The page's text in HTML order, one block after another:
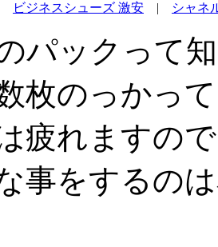
ビジネスシューズ 激安 | シャネ
パックって
枚のっかっ
疲れますの
事をするの